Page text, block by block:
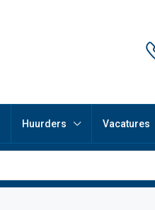
Huurders Vacatures